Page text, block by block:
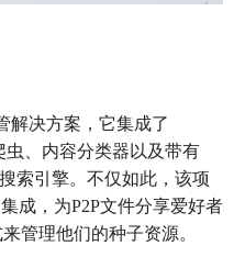
解决方案，它集成了
虫、内容分类器以及带有
索引擎。不仅如此，该项
成，为P2P文件分享爱好者
管理他们的种子资源。